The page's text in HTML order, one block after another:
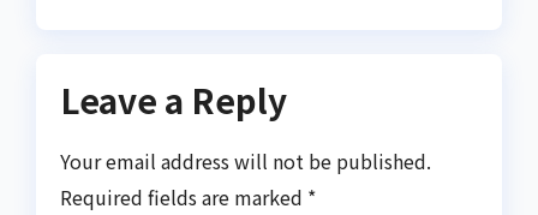
Leave a Reply
Your email address will not be published.
Required fields are marked *